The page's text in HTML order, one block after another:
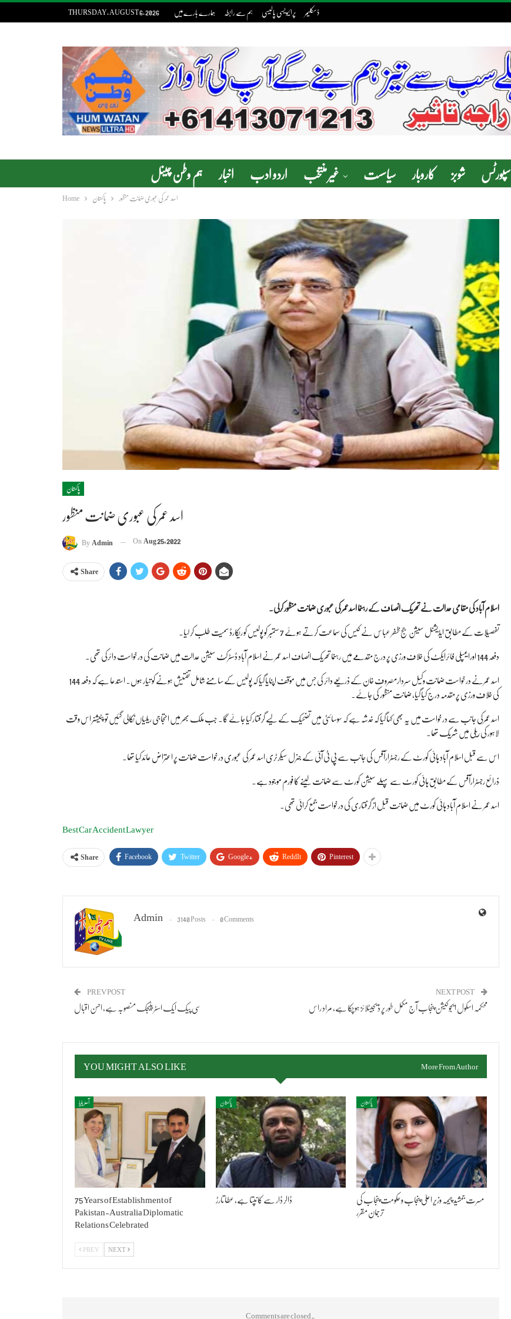
THURSDAY, AUGUST 6, 2026 ہمارے بارے میں ہم سے رابطہ پرائیویسی پالیسی ڈسکلیمر
ہم وطن چینل اخبار اردو ادب غیر منتخب سیاسست کاروبار شوبز سپورٹس
Home پاکستان اسد عمر کی عبوری ضمانت منظور
پاکستان
اسد عمر کی عبوری ضمانت منظور
ByAdmin OnAug 25, 2022
Share
اسلام آباد کی مقامی عدالت نے تحریک انصاف کے رہنما اسدعمر کی عبوری ضمانت منظور کرلی۔
تفصیلات کے مطابق ایڈیشنل سیشن جج ظفر عباس نے کیس کی سماعت کرتے ہوئے 7 ستمبر کو پولیس کو ریکارڈ سمیت طلب کر لیا۔
دفعہ 144 اورایمپلی فائرایکٹ کی خلاف ورزی پر درج مقدمے میں رہنما تحریک انصاف اسد عمر نے اسلام آباد ڈسٹرکٹ سیشن عدالت میں ضمانت کی درخواست دائرکی تھی۔
اسد عمرنے درخواست ضمانت وکیل سردارمصروف خان کے ذریعے دائر کی جس میں مؤقف اپنایا گیا کہ پولیس کے سامنے شامل تفتیش ہونے کو تیار ہوں۔ استدعا ہے کہ دفعہ 144
کی خلاف ورزی پر مقدمہ درج کیا گیا، ضمانت منظور کی جائے۔
اسد عمرکی جانب سے درخواست میں یہ بھی کہا گیا کہ خدشہ ہے کہ سوسائٹی میں تضحیک کے لیے گرفتار کیا جائے گا۔ جب ملک بھر میں احتجاجی ریلیاں نکالی گئیں تو پٹیشنر اس وقت
لاہور کی ریلی میں شریک تھا۔
اس سے قبل اسلام آباد ہائی کورٹ کے رجسٹرارآفس کی جانب سے پی ٹی آئی کے جنرل سیکرٹری اسد عمر کی عبوری درخواست ضمانت پر اعتراض عائد کیا تھا۔
ذرائع رجسٹرارآفس کے مطابق ہائی کورٹ سے پہلے سیشن کورٹ سے ضمانت لینے کا فورم موجود ہے۔
اسد عمر نے اسلام آباد ہائی کورٹ میں ضمانت قبل از گرفتاری کی درخواست جمع کرائی تھی۔
Best Car Accident Lawyer
Share Facebook Twitter Google+ ReddIt Pinterest
Admin 3140 Posts 0 Comments
PREV POST
سی پیک ایک اسٹریٹیجک منصوبہ ہے، احسن اقبال
NEXT POST
محکمہ اسکول ایجوکیشن پنجاب آج مکمل طور پر ڈیجیٹلائز ہوچکا ہے، مراد راس
YOU MIGHT ALSO LIKE More From Author
آسٹریلیا
75 Years of Establishment of
Pakistan-Australia Diplomatic
Relations Celebrated
پاکستان
ڈالر ڈار سے کانپتا ہے، عطا تارڑ
پاکستان
مسرت جمشید چیمہ وزیر اعلیٰ پنجاب و حکومت پنجاب کی
ترجمان مقرر
PREV NEXT
Comments are closed.